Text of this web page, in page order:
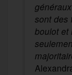
sont des
boulot et